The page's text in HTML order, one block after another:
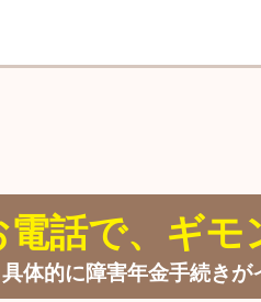
話で、ギモ
体的に障害年金手続きが